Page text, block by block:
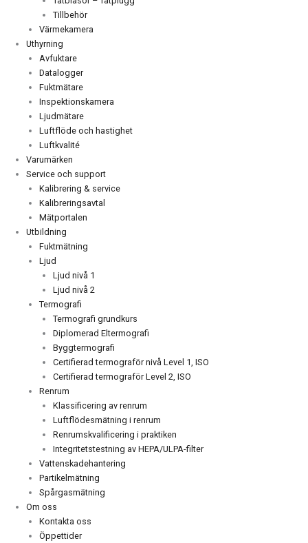
Tillbehör
Värmekamera
Uthyrning
Avfuktare
Datalogger
Fuktmätare
Inspektionskamera
Ljudmätare
Luftflöde och hastighet
Luftkvalité
Varumärken
Service och support
Kalibrering & service
Kalibreringsavtal
Mätportalen
Utbildning
Fuktmätning
Ljud
Ljud nivå 1
Ljud nivå 2
Termografi
Termografi grundkurs
Diplomerad Eltermografi
Byggtermografi
Certifierad termograför nivå Level 1, ISO
Certifierad termograför Level 2, ISO
Renrum
Klassificering av renrum
Luftflödesmätning i renrum
Renrumskvalificering i praktiken
Integritetstestning av HEPA/ULPA-filter
Vattenskadehantering
Partikelmätning
Spårgasmätning
Om oss
Kontakta oss
Öppettider